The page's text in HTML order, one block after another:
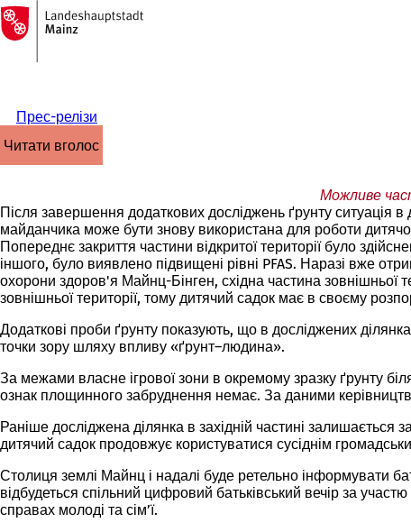
Перейти до змісту
На
головну
сторінку
Прес-релізи
читати вголос
Можливе
Після завершення додаткових досліджень ґрунту ситуація
майданчика може бути знову використана для роботи
Попереднє закриття частини відкритої території було
іншого, було виявлено підвищені рівні PFAS. Наразі вже
охорони здоров'я Майнц-Бінген, східна частина зовнішньої
зовнішньої території, тому дитячий садок має в своєму
Додаткові проби ґрунту показують, що в досліджених
точки зору шляху впливу «ґрунт–людина».
За межами власне ігрової зони в окремому зразку ґрунту
ознак площинного забруднення немає. За даними
Раніше досліджена ділянка в західній частині
дитячий садок продовжує користуватися сусіднім
Столиця землі Майнц і надалі буде ретельно інформувати
відбудеться спільний цифровий батьківський вечір за
справах молоді та сім’ї.